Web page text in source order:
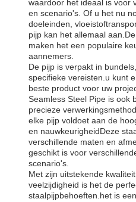
waardoor het ideaal is voor
en scenario's. Of u het nu
doeleinden,
pijp kan het allemaal
maken het een populaire
aannemers.
De pijp is verpakt in
specifieke vereisten.u kunt
beste product voor uw
Seamless Steel Pipe is ook
precieze
elke pijp voldoet aan de
en nauwkeurigheidDeze
verschillende maten en
geschikt is voor
scenario's.
Met zijn uitstekende
veelzijdigheid is het de
staalpijpbehoeften.het is